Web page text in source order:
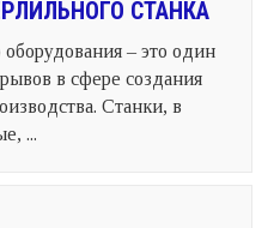
СТАНКА
– это один
в сфере создания
Станки, в
...